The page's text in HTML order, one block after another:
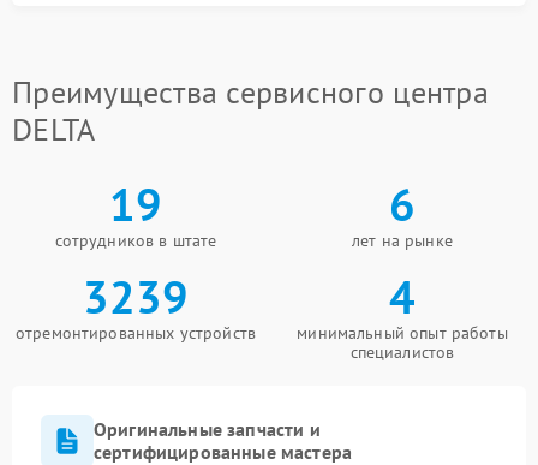
Преимущества сервисного центра
DELTA
19
сотрудников в штате
6
лет на рынке
3239
отремонтированных устройств
4
минимальный опыт работы
специалистов
Оригинальные запчасти и
сертифицированные мастера